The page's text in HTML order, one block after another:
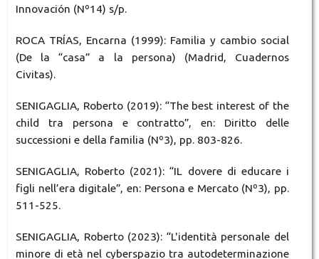
Innovación (Nº14) s/p.
ROCA TRÍAS, Encarna (1999): Familia y cambio social
(De la “casa” a la persona) (Madrid, Cuadernos
Civitas).
SENIGAGLIA, Roberto (2019): “The best interest of the
child tra persona e contratto”, en: Diritto delle
successioni e della familia (Nº3), pp. 803-826.
SENIGAGLIA, Roberto (2021): “IL dovere di educare i
figli nell’era digitale”, en: Persona e Mercato (Nº3), pp.
511-525.
SENIGAGLIA, Roberto (2023): “L'identità personale del
minore di età nel cyberspazio tra autodeterminazione